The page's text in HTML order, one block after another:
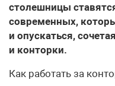
столешницы
современных,
и опускаться,
и конторки.
Как работать за